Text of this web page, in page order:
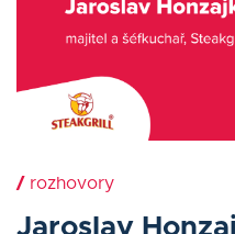
/ rozhovory
Jaroslav